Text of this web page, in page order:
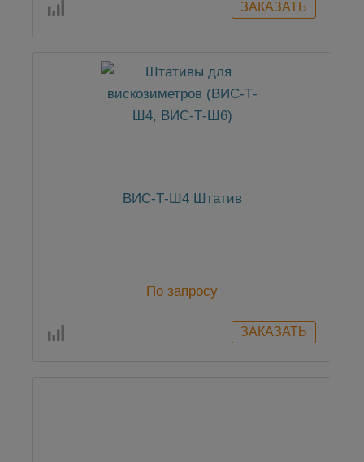
ВИС-Т-Ш4 Штатив
По запросу